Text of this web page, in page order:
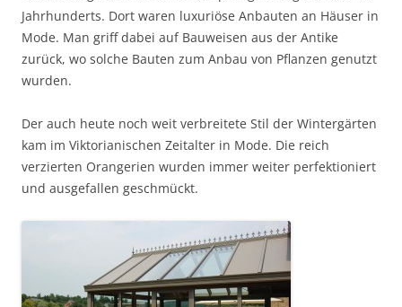
Jahrhunderts. Dort waren luxuriöse Anbauten an Häuser in
Mode. Man griff dabei auf Bauweisen aus der Antike
zurück, wo solche Bauten zum Anbau von Pflanzen genutzt
wurden.
Der auch heute noch weit verbreitete Stil der Wintergärten
kam im Viktorianischen Zeitalter in Mode. Die reich
verzierten Orangerien wurden immer weiter perfektioniert
und ausgefallen geschmückt.